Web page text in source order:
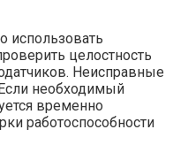
использовать
целостность
Неисправные
необходимый
временно
работоспособности